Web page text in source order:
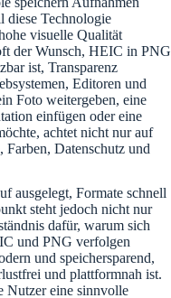
Technologie
visuelle Qualität
der Wunsch, HEIC in PNG
ist, Transparenz
Editoren und
Foto weitergeben, eine
einfügen oder eine
achtet nicht nur auf
Farben, Datenschutz und
ausgelegt, Formate schnell
steht jedoch nicht nur
dafür, warum sich
und PNG verfolgen
und speichersparend,
und plattformnah ist.
Nutzer eine sinnvolle